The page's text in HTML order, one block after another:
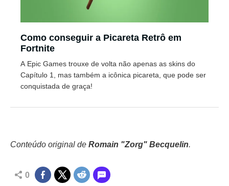
Como conseguir a Picareta Retrô em
Fortnite
A Epic Games trouxe de volta não apenas as skins do
Capítulo 1, mas também a icônica picareta, que pode ser
conquistada de graça!
Conteúdo original de Romain "Zorg" Becquelin.
0